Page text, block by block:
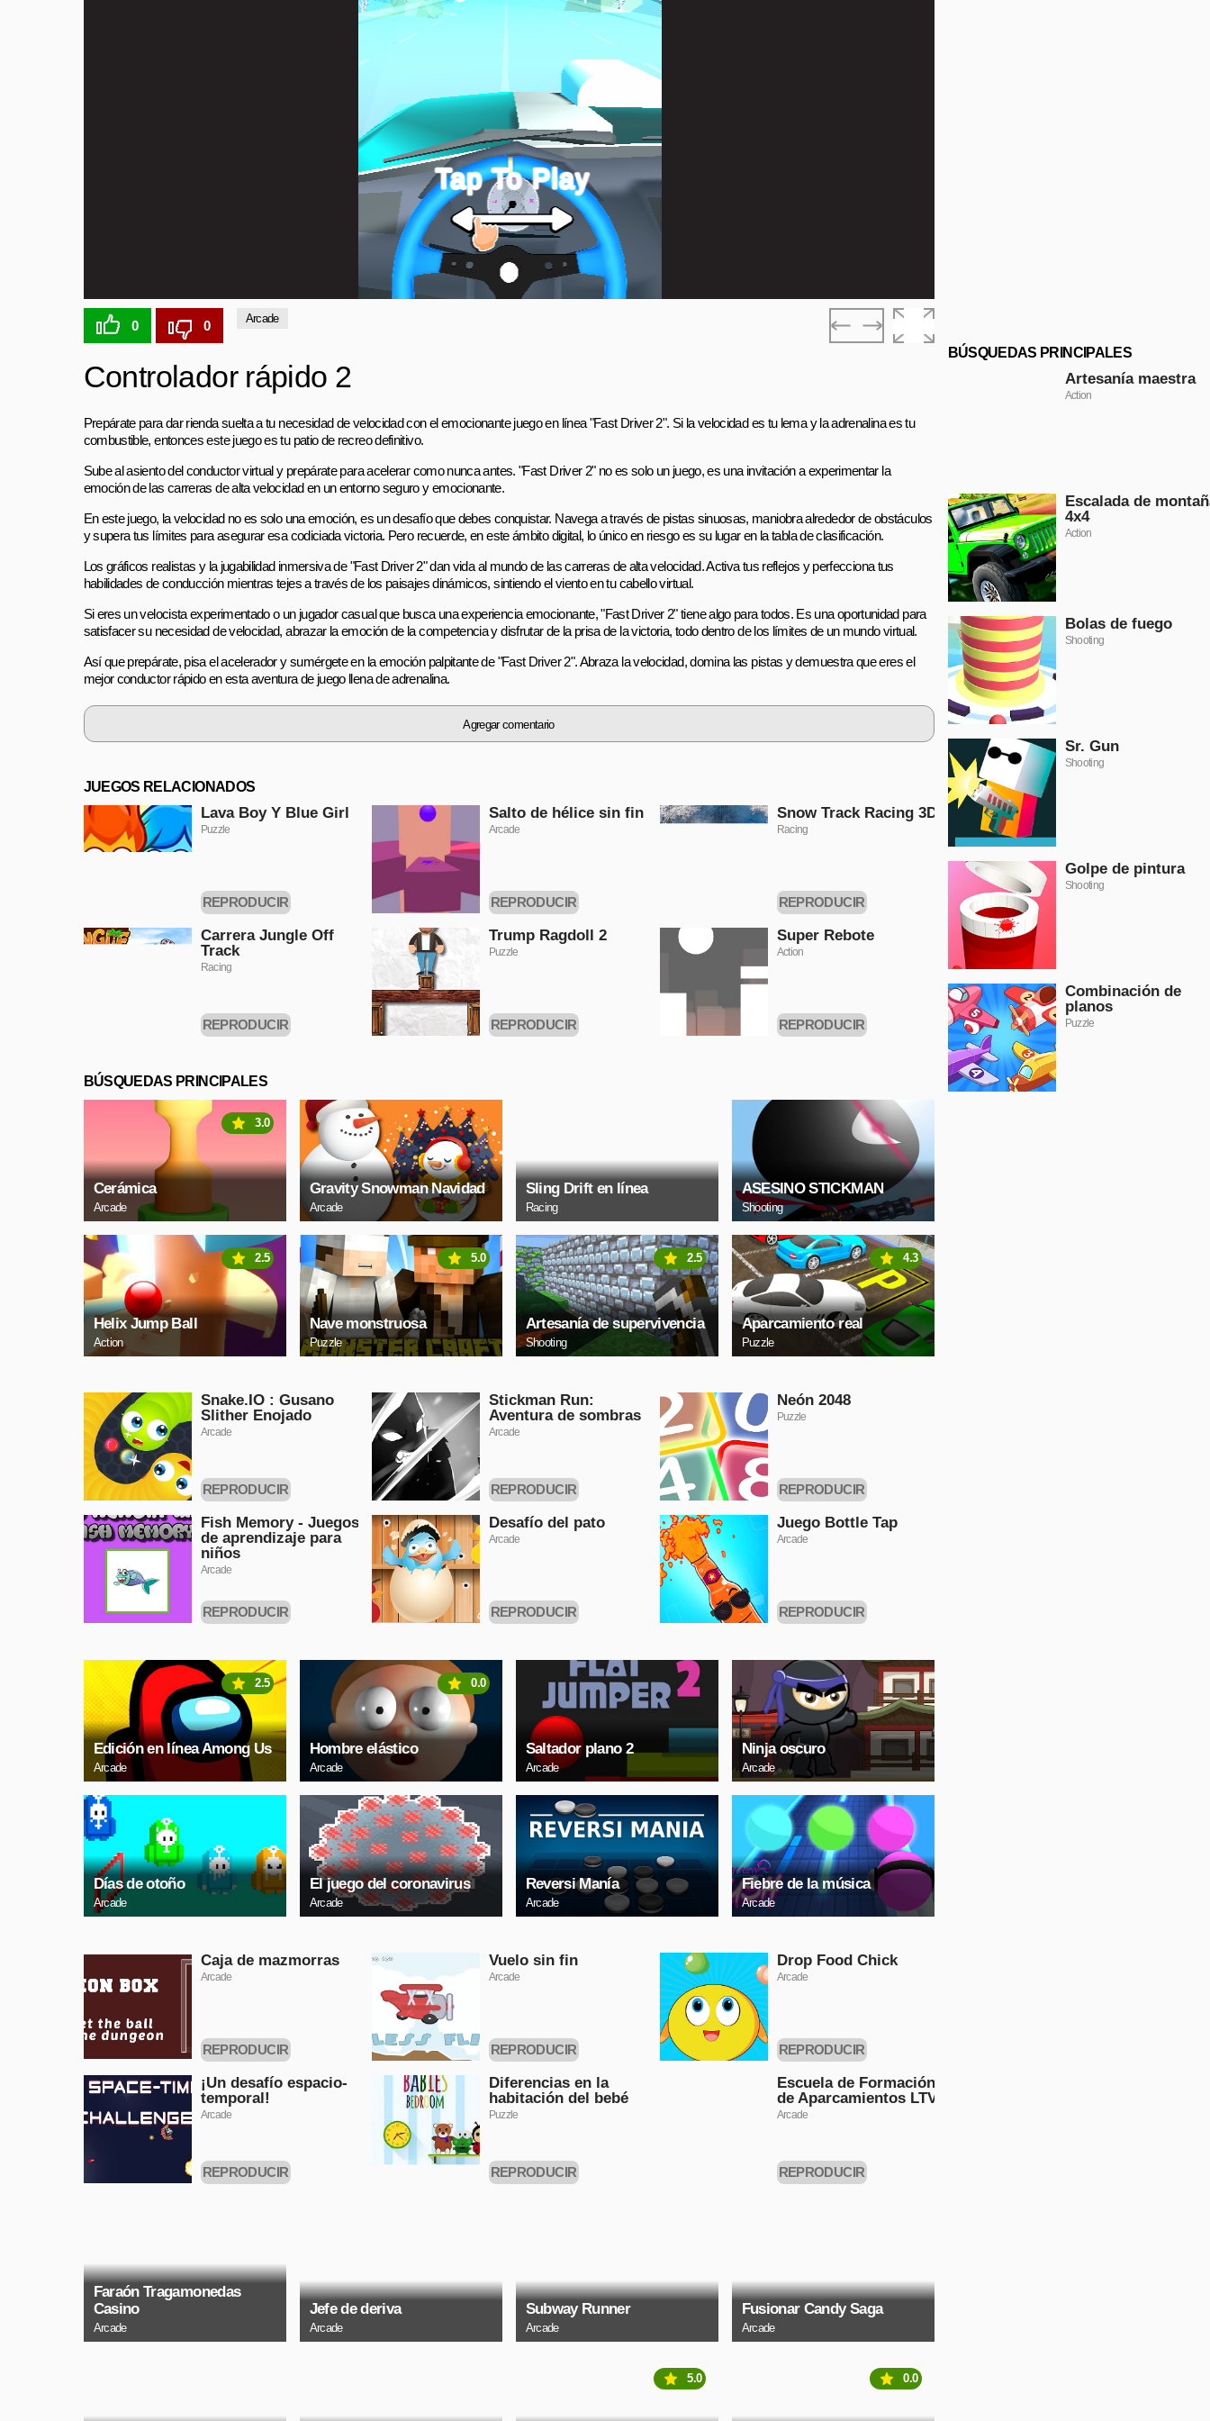
0 0 Arcade
Controlador rápido 2
Prepárate para dar rienda suelta a tu necesidad de velocidad con el emocionante juego en línea "Fast Driver 2". Si la velocidad es tu lema y la adrenalina es tu
combustible, entonces este juego es tu patio de recreo definitivo.
Sube al asiento del conductor virtual y prepárate para acelerar como nunca antes. "Fast Driver 2" no es solo un juego, es una invitación a experimentar la
emoción de las carreras de alta velocidad en un entorno seguro y emocionante.
En este juego, la velocidad no es solo una emoción, es un desafío que debes conquistar. Navega a través de pistas sinuosas, maniobra alrededor de obstáculos
y supera tus límites para asegurar esa codiciada victoria. Pero recuerde, en este ámbito digital, lo único en riesgo es su lugar en la tabla de clasificación.
Los gráficos realistas y la jugabilidad inmersiva de "Fast Driver 2" dan vida al mundo de las carreras de alta velocidad. Activa tus reflejos y perfecciona tus
habilidades de conducción mientras tejes a través de los paisajes dinámicos, sintiendo el viento en tu cabello virtual.
Si eres un velocista experimentado o un jugador casual que busca una experiencia emocionante, "Fast Driver 2" tiene algo para todos. Es una oportunidad para
satisfacer su necesidad de velocidad, abrazar la emoción de la competencia y disfrutar de la prisa de la victoria, todo dentro de los límites de un mundo virtual.
Así que prepárate, pisa el acelerador y sumérgete en la emoción palpitante de "Fast Driver 2". Abraza la velocidad, domina las pistas y demuestra que eres el
mejor conductor rápido en esta aventura de juego llena de adrenalina.
Agregar comentario
JUEGOS RELACIONADOS
Lava Boy Y Blue Girl
Puzzle
REPRODUCIR
Salto de hélice sin fin
Arcade
REPRODUCIR
Snow Track Racing 3D
Racing
REPRODUCIR
Carrera Jungle Off
Track
Racing
REPRODUCIR
Trump Ragdoll 2
Puzzle
REPRODUCIR
Super Rebote
Action
REPRODUCIR
BÚSQUEDAS PRINCIPALES
Cerámica
Arcade
3.0
Gravity Snowman Navidad
Arcade
Sling Drift en línea
Racing
ASESINO STICKMAN
Shooting
Helix Jump Ball
Action
2.5
Nave monstruosa
Puzzle
5.0
Artesanía de supervivencia
Shooting
2.5
Aparcamiento real
Puzzle
4.3
Snake.IO : Gusano
Slither Enojado
Arcade
REPRODUCIR
Stickman Run:
Aventura de sombras
Arcade
REPRODUCIR
AHORA
Neón 2048
Puzzle
REPRODUCIR
Fish Memory - Juegos
de aprendizaje para
niños
Arcade
REPRODUCIR
Desafío del pato
Arcade
REPRODUCIR
Juego Bottle Tap
Arcade
REPRODUCIR
Edición en línea Among Us
Arcade
2.5
Hombre elástico
Arcade
0.0
Saltador plano 2
Arcade
Ninja oscuro
Arcade
Días de otoño
Arcade
El juego del coronavirus
Arcade
Reversi Manía
Arcade
Fiebre de la música
Arcade
Caja de mazmorras
Arcade
REPRODUCIR
Vuelo sin fin
Arcade
REPRODUCIR
Drop Food Chick
Arcade
REPRODUCIR
¡Un desafío espacio-
temporal!
Arcade
REPRODUCIR
Diferencias en la
habitación del bebé
Puzzle
REPRODUCIR
Escuela de Formación
de Aparcamientos LTV
Arcade
REPRODUCIR
Faraón Tragamonedas
Casino
Arcade
Jefe de deriva
Arcade
Subway Runner
Arcade
Fusionar Candy Saga
Arcade
5.0 0.0
BÚSQUEDAS PRINCIPALES
Artesanía maestra
Action
Escalada de
4x4
Action
Bolas de fuego
Shooting
Sr. Gun
Shooting
Golpe de pintura
Shooting
Combinación de
planos
Puzzle